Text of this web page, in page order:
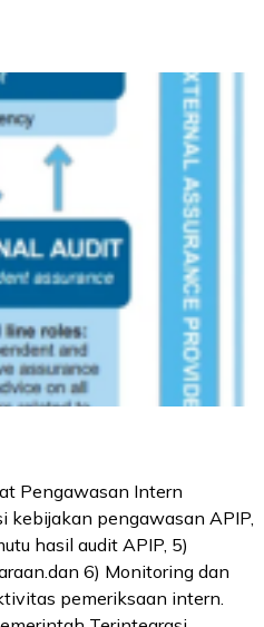
Pengawasan Intern
kebijakan pengawasan APIP,
hasil audit APIP, 5)
6) Monitoring dan
pemeriksaan intern.